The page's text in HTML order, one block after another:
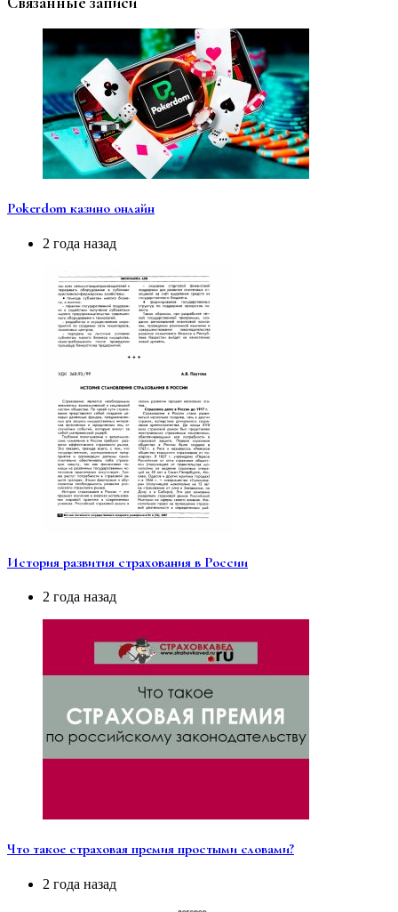
Pokerdom казино онлайн
2 года назад
История развития страхования в России
2 года назад
Что такое страховая премия простыми словами?
2 года назад